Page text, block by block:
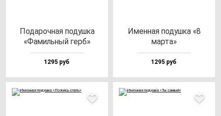
Пода­роч­ная по­душ­ка
«Фамиль­ный герб»
1295 руб
Имен­ная по­душ­ка «8
мар­та»
1295 руб